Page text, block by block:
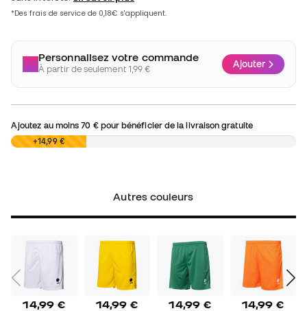
Personnalisez votre commande
À partir de seulement 1,99 € Ajouter
Ajoutez au moins70 €pour bénéficier de la livraison gratuite
0,00 €+14,99 €
Autres couleurs
14,99 € 14,99 € 14,99 € 14,99 €